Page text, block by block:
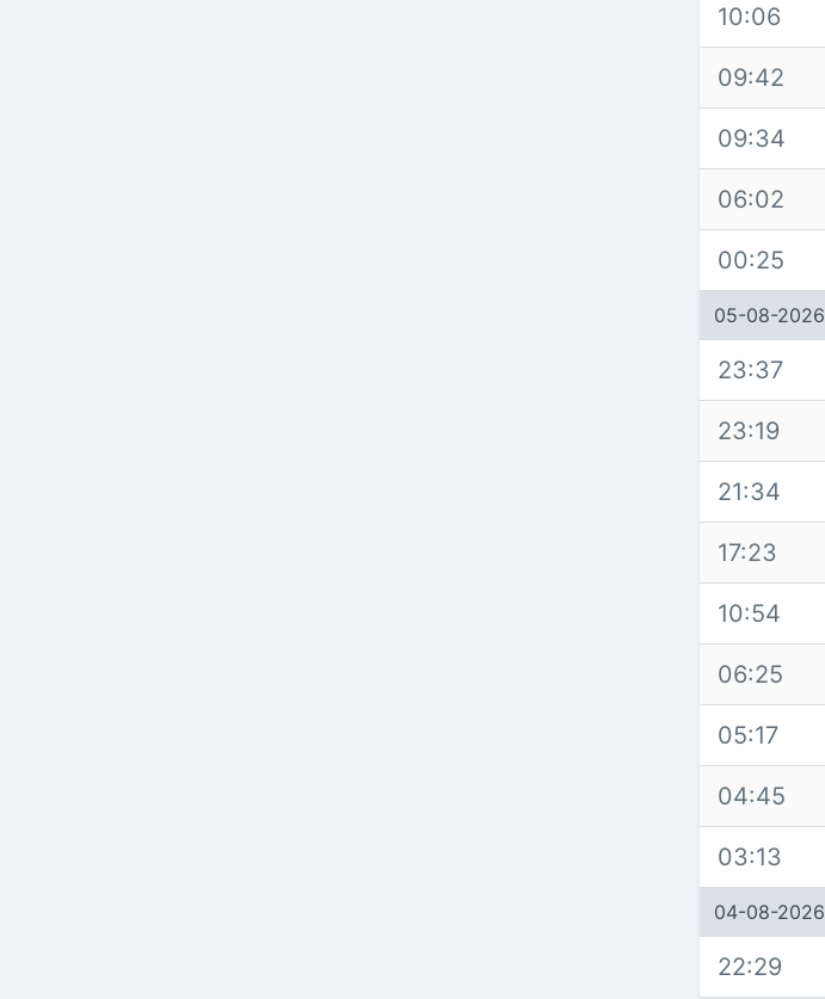
10:06
09:42
09:34
06:02
00:25
05-08-2026
23:37
23:19
21:34
17:23
10:54
06:25
05:17
04:45
03:13
04-08-2026
22:29